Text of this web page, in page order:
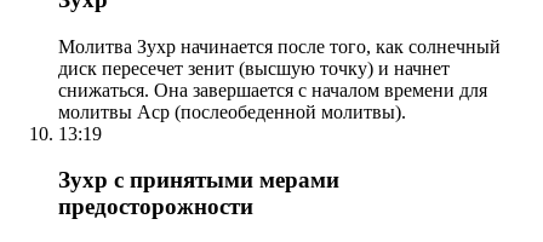
Молитва Зухр начинается после того, как солнечный
диск пересечет зенит (высшую точку) и начнет
снижаться. Она завершается с началом времени для
молитвы Аср (послеобеденной молитвы).
13:19
Зухр с принятыми мерами
предосторожности